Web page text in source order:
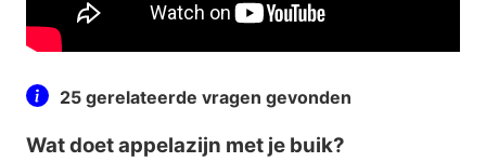
25 gerelateerde vragen gevonden
Wat doet appelazijn met je buik?